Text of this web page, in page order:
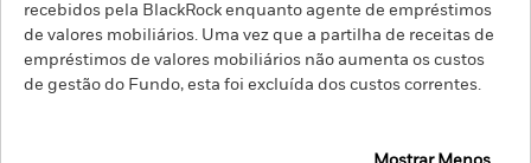
recebidos pela BlackRock enquanto agente de empréstimos
de valores mobiliários. Uma vez que a partilha de receitas de
empréstimos de valores mobiliários não aumenta os custos
de gestão do Fundo, esta foi excluída dos custos correntes.